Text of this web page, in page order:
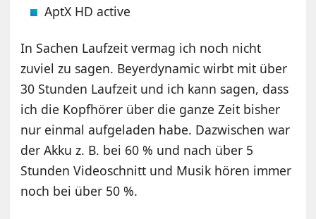
AptX HD active
In Sachen Laufzeit vermag ich noch nicht
zuviel zu sagen. Beyerdynamic wirbt mit über
30 Stunden Laufzeit und ich kann sagen, dass
ich die Kopfhörer über die ganze Zeit bisher
nur einmal aufgeladen habe. Dazwischen war
der Akku z. B. bei 60 % und nach über 5
Stunden Videoschnitt und Musik hören immer
noch bei über 50 %.